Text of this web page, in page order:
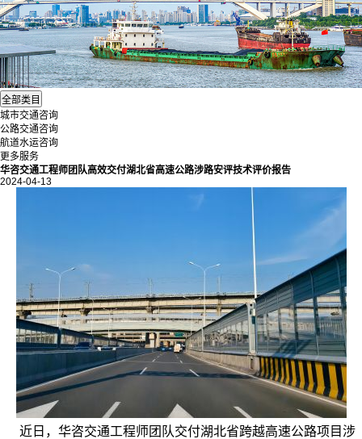
城市交通咨询
公路交通咨询
航道水运咨询
更多服务
华咨交通工程师团队高效交付湖北省高速公路涉路安评技术评价报告
2024-04-13
近日，华咨交通工程师团队交付湖北省跨越高速公路项目涉